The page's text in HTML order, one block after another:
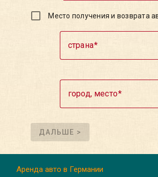
Место получения и возврата
страна
город, место
ДАЛЬШЕ >
Аренда авто в Германии